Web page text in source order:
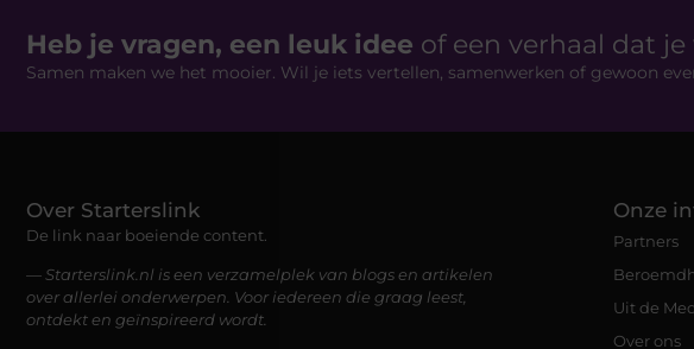
Heb je vragen, een leuk idee of een verhaal dat
Samen maken we het mooier. Wil je iets vertellen, samenwerken of gewoon
Over Starterslink
De link naar boeiende content.
— Starterslink.nl is een verzamelplek van blogs en artikelen
over allerlei onderwerpen. Voor iedereen die graag leest,
ontdekt en geïnspireerd wordt.
Onze
Partners
Uit de
Over ons